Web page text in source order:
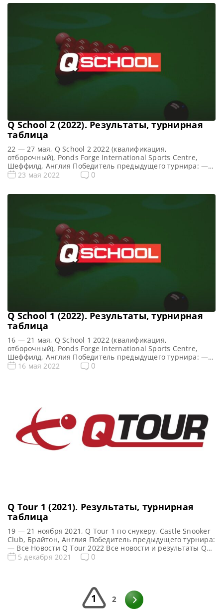
Q School 2 (2022). Результаты, турнирная
таблица
22 — 27 мая, Q School 2 2022 (квалификация,
отборочный), Ponds Forge International Sports Centre,
Шеффилд, Англия Победитель предыдущего турнира: —
Все новости и результаты Q School 2022 Призовой фонд Q
23 мая 2022 0
Q School 1 (2022). Результаты, турнирная
таблица
16 — 21 мая, Q School 1 2022 (квалификация,
отборочный), Ponds Forge International Sports Centre,
Шеффилд, Англия Победитель предыдущего турнира: —
Все новости и результаты Q School 2022 Призовой фонд Q
16 мая 2022 0
Q Tour 1 (2021). Результаты, турнирная
таблица
19 — 21 ноября 2021, Q Tour 1 по снукеру, Castle Snooker
Club, Брайтон, Англия Победитель предыдущего турнира:
— Все Новости Q Tour 2022 Все новости и результаты Q
Tour 1 (2021) Квалификация Q Tour 1 (2021) Турнирная
5 декабря 2021 0
1 2